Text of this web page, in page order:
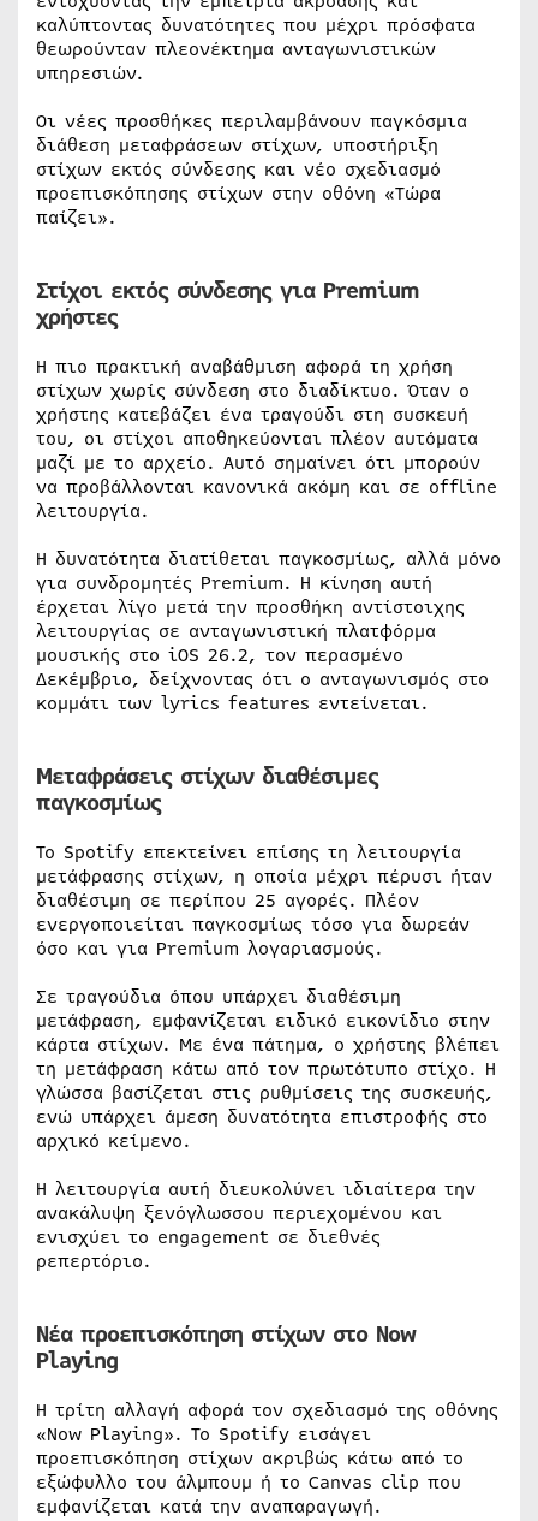
καλύπτοντας δυνατότητες που μέχρι πρόσφατα
θεωρούνταν πλεονέκτημα ανταγωνιστικών
υπηρεσιών.
Οι νέες προσθήκες περιλαμβάνουν παγκόσμια
διάθεση μεταφράσεων στίχων, υποστήριξη
στίχων εκτός σύνδεσης και νέο σχεδιασμό
προεπισκόπησης στίχων στην οθόνη «Τώρα
παίζει».
Στίχοι εκτός σύνδεσης για Premium
χρήστες
Η πιο πρακτική αναβάθμιση αφορά τη χρήση
στίχων χωρίς σύνδεση στο διαδίκτυο. Όταν ο
χρήστης κατεβάζει ένα τραγούδι στη συσκευή
του, οι στίχοι αποθηκεύονται πλέον αυτόματα
μαζί με το αρχείο. Αυτό σημαίνει ότι μπορούν
να προβάλλονται κανονικά ακόμη και σε offline
λειτουργία.
Η δυνατότητα διατίθεται παγκοσμίως, αλλά μόνο
για συνδρομητές Premium. Η κίνηση αυτή
έρχεται λίγο μετά την προσθήκη αντίστοιχης
λειτουργίας σε ανταγωνιστική πλατφόρμα
μουσικής στο iOS 26.2, τον περασμένο
Δεκέμβριο, δείχνοντας ότι ο ανταγωνισμός στο
κομμάτι των lyrics features εντείνεται.
Μεταφράσεις στίχων διαθέσιμες
παγκοσμίως
Το Spotify επεκτείνει επίσης τη λειτουργία
μετάφρασης στίχων, η οποία μέχρι πέρυσι ήταν
διαθέσιμη σε περίπου 25 αγορές. Πλέον
ενεργοποιείται παγκοσμίως τόσο για δωρεάν
όσο και για Premium λογαριασμούς.
Σε τραγούδια όπου υπάρχει διαθέσιμη
μετάφραση, εμφανίζεται ειδικό εικονίδιο στην
κάρτα στίχων. Με ένα πάτημα, ο χρήστης βλέπει
τη μετάφραση κάτω από τον πρωτότυπο στίχο. Η
γλώσσα βασίζεται στις ρυθμίσεις της συσκευής,
ενώ υπάρχει άμεση δυνατότητα επιστροφής στο
αρχικό κείμενο.
Η λειτουργία αυτή διευκολύνει ιδιαίτερα την
ανακάλυψη ξενόγλωσσου περιεχομένου και
ενισχύει το engagement σε διεθνές
ρεπερτόριο.
Νέα προεπισκόπηση στίχων στο Now
Playing
Η τρίτη αλλαγή αφορά τον σχεδιασμό της οθόνης
«Now Playing». Το Spotify εισάγει
προεπισκόπηση στίχων ακριβώς κάτω από το
εξώφυλλο του άλμπουμ ή το Canvas clip που
εμφανίζεται κατά την αναπαραγωγή.